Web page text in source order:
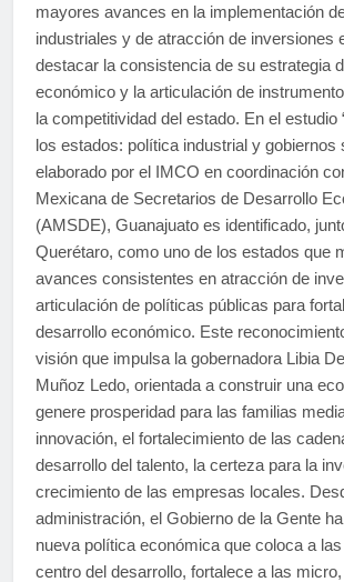
mayores avances en la implementación
industriales y de atracción de inversiones
destacar la consistencia de su estrategia
económico y la articulación de
la competitividad del estado. En el estudio
los estados: política industrial y gobiernos
elaborado por el IMCO en coordinación
Mexicana de Secretarios de Desarrollo
(AMSDE), Guanajuato es identificado,
Querétaro, como uno de los estados que
avances consistentes en atracción de
articulación de políticas públicas para
desarrollo económico. Este
visión que impulsa la gobernadora Libia
Muñoz Ledo, orientada a construir una
genere prosperidad para las familias
innovación, el fortalecimiento de las
desarrollo del talento, la certeza para la
crecimiento de las empresas locales.
administración, el Gobierno de la Gente
nueva política económica que coloca a
centro del desarrollo, fortalece a las